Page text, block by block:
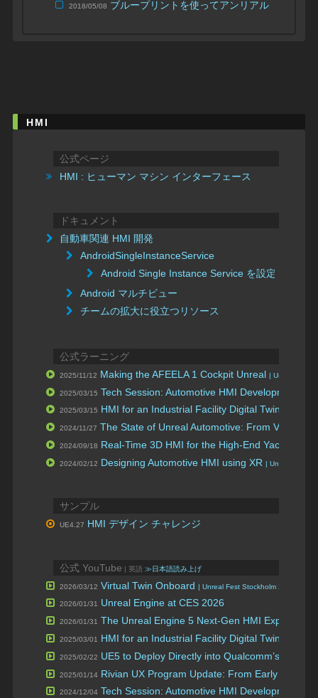
2018/05/08 ブループリントを使ってアンリアル エンジ
HMI
公式ページ
HMI : ヒューマン マシン インターフェース
ドキュメント
自動車関連 HMI 開発
AndroidSingleInstanceService
Android Single Instance Service を設定する
Android マルチビュー
チームの拡大に役立つリソース
公式ラーニング
2025/11/12 Making the AFEELA 1 Cockpit Unreal | Unreal Fest
2025/03/15 Tech Session: Automotive HMI Development
2025/03/15 HMI for an Industrial Facility Digital Twin with
2024/11/27 The State of Unreal Automotive: From
2024/09/18 Real-Time 3D HMI for the High-End Yacht
2024/02/12 Designing Automotive HMI using XR | Unreal Fest
サンプル
UE4.27 HMI デザイン チャレンジ
公式 YouTube | 英語≫日本語読み上げ
2026/03/12 Virtual Twin Onboard | Unreal Fest Stockholm 2025
2026/01/31 Unreal Engine at CES 2026
2026/01/31 The Unreal Engine 5 Next-Gen HMI Experience
2025/03/01 HMI for an Industrial Facility Digital Twin with
2025/02/22 UE5 to Deploy Directly into Qualcomm’s
2025/01/14 Rivian UX Program Update: From Early
2024/12/04 Tech Session: Automotive HMI Development